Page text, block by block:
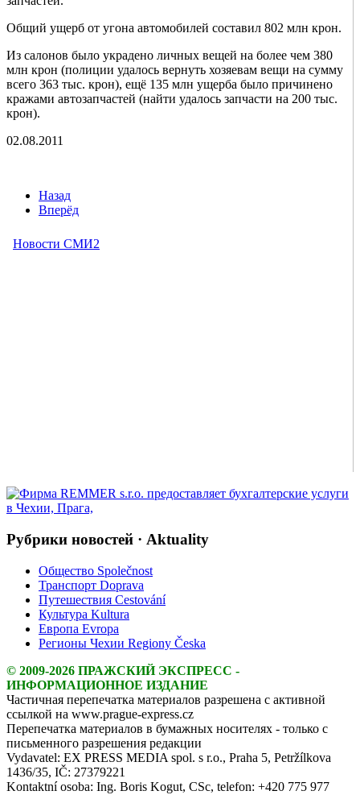
Общий ущерб от угона автомобилей составил 802 млн крон.
Из салонов было украдено личных вещей на более чем 380
млн крон (полиции удалось вернуть хозяевам вещи на сумму
всего 363 тыс. крон), ещё 135 млн ущерба было причинено
кражами автозапчастей (найти удалось запчасти на 200 тыс.
крон).
02.08.2011
Назад
Вперёд
Рубрики новостей · Aktuality
Общество Společnost
Транспорт Doprava
Путешествия Cestování
Культура Kultura
Европа Evropa
Регионы Чехии Regiony Česka
© 2009-2026 ПРАЖСКИЙ ЭКСПРЕСС -
ИНФОРМАЦИОННОЕ ИЗДАНИЕ
Частичная перепечатка материалов разрешена с активной
ссылкой на www.prague-express.cz
Перепечатка материалов в бумажных носителях - только с
письменного разрешения редакции
Vydavatel: EX PRESS MEDIA spol. s r.o., Praha 5, Petržílkova
1436/35, IČ: 27379221
Kontaktní osoba: Ing. Boris Kogut, CSc, telefon: +420 775 977